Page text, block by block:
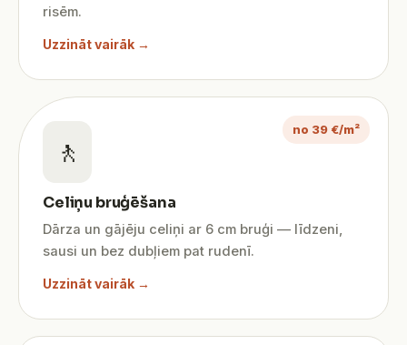
risēm.
Uzzināt vairāk →
no 39 €/m²
🚶
Celiņu bruģēšana
Dārza un gājēju celiņi ar 6 cm bruģi — līdzeni,
sausi un bez dubļiem pat rudenī.
Uzzināt vairāk →